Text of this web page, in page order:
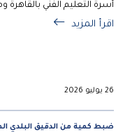
أسرة التعليم الفني
اقرأ المزيد
26 يوليو 2026
ضبط كمية من الدقيق البلدي